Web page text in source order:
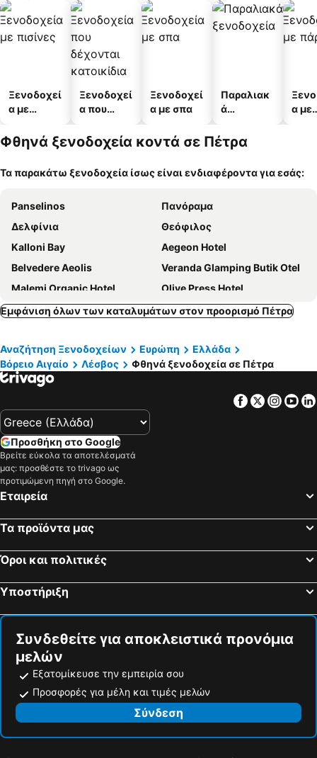
Ξενοδοχεί
α με
Ξενοδοχεί
α που
κατοικίδι
α
Ξενοδοχεί
α με σπα
Παραλιακ
ά
α
α με
Φθηνά ξενοδοχεία κοντά σε Πέτρα
Τα παρακάτω ξενοδοχεία ίσως είναι ενδιαφέροντα για εσάς:
Panselinos
Πανόραμα
Δελφίνια
Θεόφιλος
Kalloni Bay
Aegeon Hotel
Belvedere Aeolis
Veranda Glamping Butik Otel
Malemi Organic Hotel
Olive Press Hotel
Παρθενών
Clara
Hotel Michaelia
'Ιλιον
Aphrodite Hotel
Gaea Gardens Studios
Hotel Viva Mare
Μόλυβος 1
Lelas Studios
Assos Alis Farm Boutique & Spa
Nicholas House
Marilena
Miramare
Assos Dionysos Hotel
Kaloni Bay - Ilyda Suites
Assos Egeos Butik Otel
Sokakağzı Hotel & Beach
Assos Longevity Hotel
Sivrice Faros Hotel
Idaolea Butik Otel
Ekin Assos
Assos Ada
Elisa Butik Hotel ve Restaurant
Εμφάνιση όλων των καταλυμάτων στον προορισμό Πέτρα
Αναζήτηση Ξενοδοχείων Ευρώπη
Ελλάδα
Βόρειο Αιγαίο
Λέσβος Φθηνά ξενοδοχεία σε Πέτρα
Facebook
Twitter
Προσθήκη στο Google
Βρείτε εύκολα τα αποτελέσματά
μας: προσθέστε το trivago ως
προτιμώμενη πηγή στο Google.
Εταιρεία
Τα προϊόντα μας
Όροι και πολιτικές
Υποστήριξη
Συνδεθείτε για αποκλειστικά προνόμια
μελών
Εξατομίκευσε την εμπειρία σου
Προσφορές για μέλη και τιμές μελών
Σύνδεση